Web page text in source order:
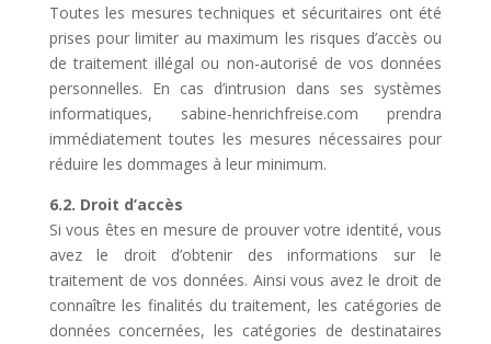
Toutes les mesures techniques et sécuritaires ont été
prises pour limiter au maximum les risques d’accès ou
de traitement illégal ou non-autorisé de vos données
personnelles. En cas d’intrusion dans ses systèmes
informatiques, sabine-henrichfreise.com prendra
immédiatement toutes les mesures nécessaires pour
réduire les dommages à leur minimum.
6.2. Droit d’accès
Si vous êtes en mesure de prouver votre identité, vous
avez le droit d’obtenir des informations sur le
traitement de vos données. Ainsi vous avez le droit de
connaître les finalités du traitement, les catégories de
données concernées, les catégories de destinataires